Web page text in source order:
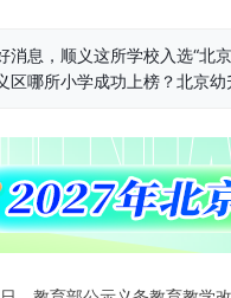
消息，顺义这所学校入选“北
区哪所小学成功上榜？北京